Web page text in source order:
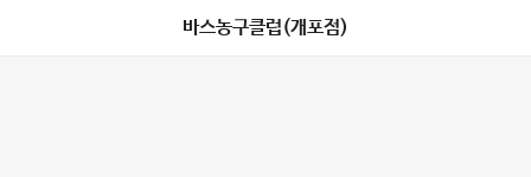
바스농구클럽(개포점)